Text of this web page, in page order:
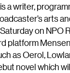
a writer,
arts
on NPO
platform
as Oerol,
novel which